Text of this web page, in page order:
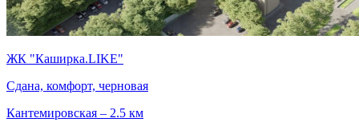
ЖК "Каширка.LIKE"
Сдана, комфорт, черновая
Кантемировская – 2.5 км